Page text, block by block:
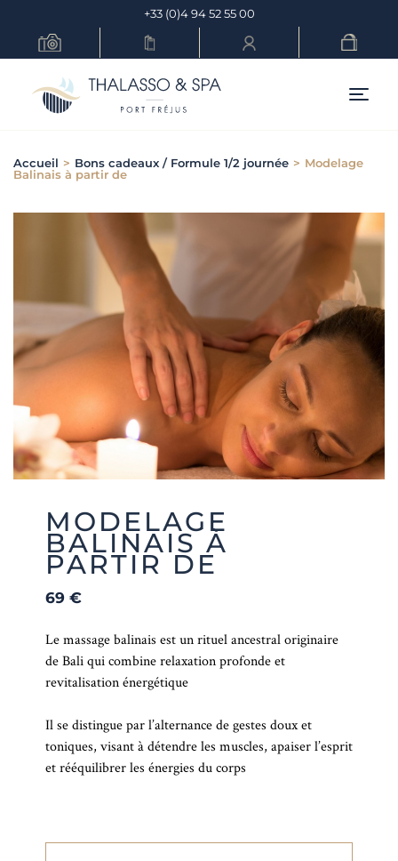
content
+33 (0)4 94 52 55 00
Menu
Accueil > Bons cadeaux / Formule 1/2 journée > Modelage
Balinais à partir de
MODELAGE
BALINAIS À
PARTIR DE
69 €
Le massage balinais est un rituel ancestral originaire
de Bali qui combine relaxation profonde et
revitalisation énergétique
Il se distingue par l’alternance de gestes doux et
toniques, visant à détendre les muscles, apaiser l’esprit
et rééquilibrer les énergies du corps